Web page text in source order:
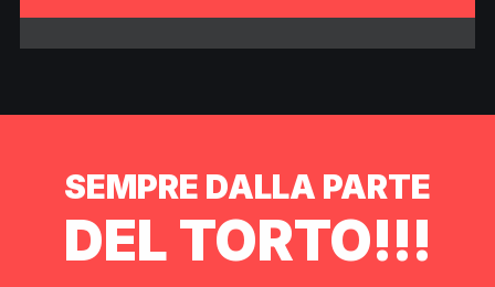
SEMPRE DALLA PARTE
DEL TORTO!!!